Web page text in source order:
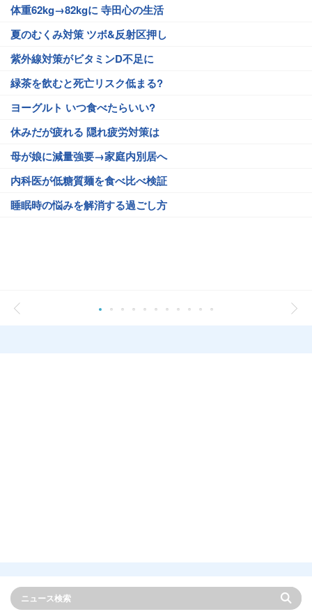
体重62kg→82kgに 寺田心の生活
夏のむくみ対策 ツボ&反射区押し
紫外線対策がビタミンD不足に
緑茶を飲むと死亡リスク低まる?
ヨーグルト いつ食べたらいい?
休みだが疲れる 隠れ疲労対策は
母が娘に減量強要→家庭内別居へ
内科医が低糖質麺を食べ比べ検証
睡眠時の悩みを解消する過ごし方